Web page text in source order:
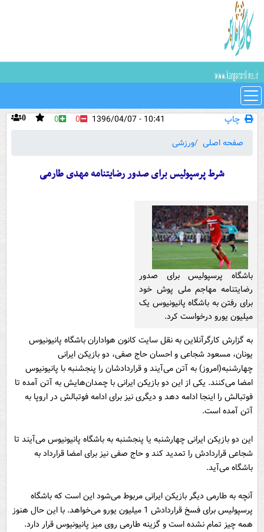
چاپ 0 0 0
10:41 - 1396/04/07
صفحه اصلی
ورزشی
شرط پرسپولیس برای صدور رضایتنامه مهدی طارمی
باشگاه پرسپولیس برای صدور
رضایتنامه مهاجم ملی پوش خود
برای رفتن به باشگاه پانیونیوس یک
میلیون یورو درخواست کرد.
به گزارش کارگرآنلاین به نقل سایت کانون هواداران باشگاه پانیونیوس
یونان، مسعود شجاعی و احسان حاج صفی، دو بازیکن ایرانی
چهارشنبه(امروز) به آتن می‌آیند و قراردادشان را پنجشنبه با پانیونیوس
امضا می‌کنند. یکی از این دو بازیکن ایرانی با چمدان‌هایش به آتن آمده تا
فوتبالش را اینجا ادامه دهد و دیگری نیز برای ادامه فوتبالش در اروپا به
آتن آمده است.
این دو بازیکن ایرانی چهارشنبه یا پنجشنبه به باشگاه پانیونیوس می‌آیند تا
شجاعی قراردادش را تمدید کند و حاج صفی نیز برای امضا قرارداد به
باشگاه می‌آید.
آنچه به طارمی دیگر بازیکن ایرانی مربوط می‌شود این است که باشگاه
پرسپولیس برای فسخ قراردادش 1 میلیون یورو می‌خواهد. با این حال هنوز
همه چیز تمام نشده است و گزینه طارمی روی میز پانیونیوس قرار دارد.